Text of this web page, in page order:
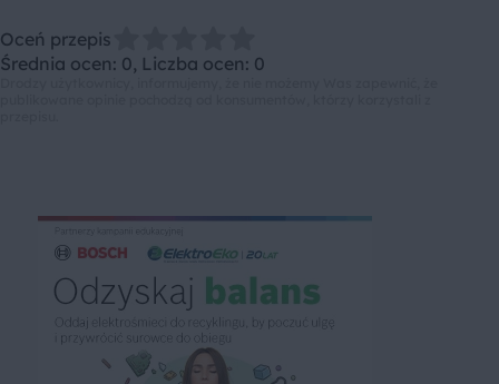
Oceń przepis
Średnia ocen: 0, Liczba ocen: 0